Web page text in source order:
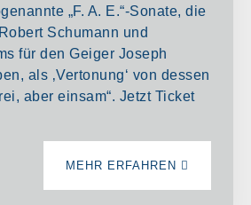
„F. A. E.“-Sonate, die
Schumann und
für den Geiger Joseph
als ‚Vertonung‘ von dessen
aber einsam“. Jetzt Ticket
MEHR ERFAHREN